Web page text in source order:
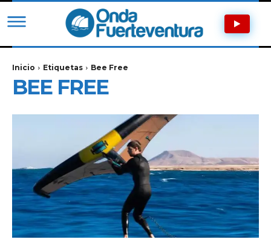
Inicio Etiquetas Bee Free
BEE FREE